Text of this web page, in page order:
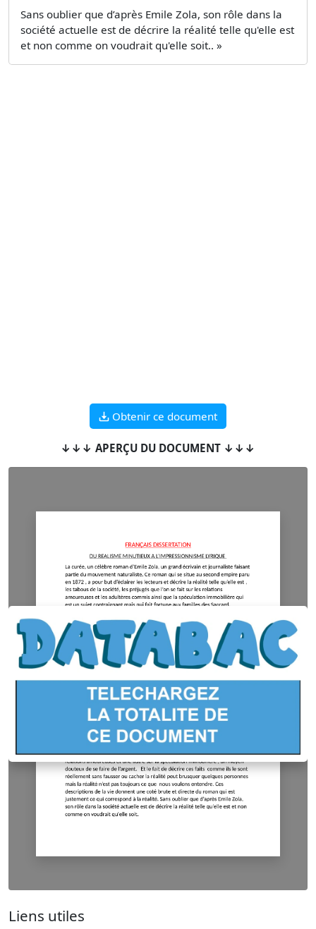
Sans oublier que d’après Emile Zola, son rôle dans la
société actuelle est de décrire la réalité telle qu'elle est
et non comme on voudrait qu'elle soit.. »
Obtenir ce document
↓↓↓ APERÇU DU DOCUMENT ↓↓↓
Liens utiles